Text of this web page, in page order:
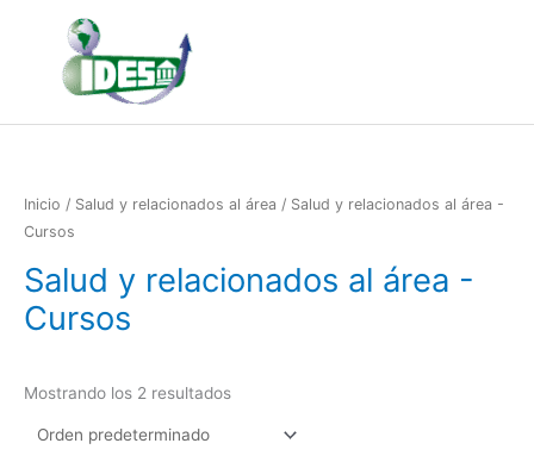
contenido
Inicio / Salud y relacionados al área / Salud y relacionados al área -
Cursos
Salud y relacionados al área -
Cursos
Mostrando los 2 resultados